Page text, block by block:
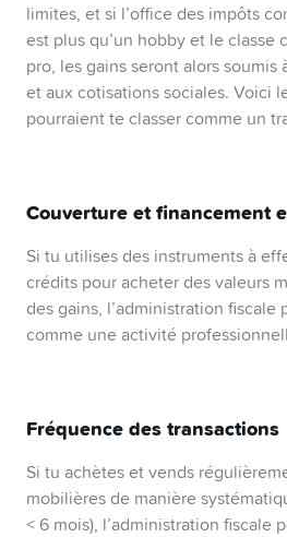
limites, et si l’office des impôts
est plus qu’un hobby et le classe
pro, les gains seront alors soumis
et aux cotisations sociales. Voici
pourraient te classer comme un
Couverture et financement
Si tu utilises des instruments à
crédits pour acheter des valeurs
des gains, l’administration
comme une activité
Fréquence des transactions
Si tu achètes et vends
mobilières de manière
< 6 mois), l’administration fiscale